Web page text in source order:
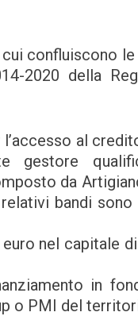
confluiscono
2020 della
al
gestore
da
bandi
nel capitale
in
o PMI del